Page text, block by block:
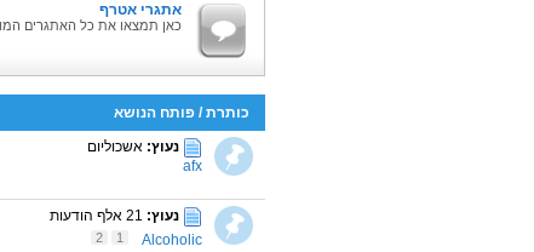
אתגרי אטרף
כאן תמצאו את כל האתגרים
כותרת/ פותח הנושא
נעוץ: אשכוליום
afx
נעוץ: 21 אלף הודעות
Alcoholic
1
2